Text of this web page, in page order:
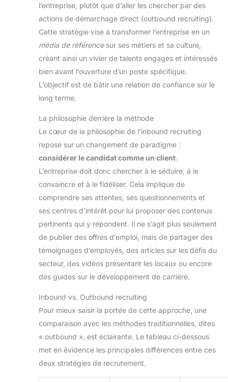
l’entreprise, plutôt que d’aller les chercher par des
actions de démarchage direct (outbound recruiting).
Cette stratégie vise à transformer l’entreprise en un
média de référencesur ses métiers et sa culture,
créant ainsi un vivier de talents engagés et intéressés
bien avant l’ouverture d’un poste spécifique.
L’objectif est de bâtir une relation de confiance sur le
long terme.
La philosophie derrière la méthode
Le cœur de la philosophie de l’inbound recruiting
repose sur un changement de paradigme :
considérer le candidat comme un client.
L’entreprise doit donc chercher à le séduire, à le
convaincre et à le fidéliser. Cela implique de
comprendre ses attentes, ses questionnements et
ses centres d’intérêt pour lui proposer des contenus
pertinents qui y répondent. Il ne s’agit plus seulement
de publier des offres d’emploi, mais de partager des
témoignages d’employés, des articles sur les défis du
secteur, des vidéos présentant les locaux ou encore
des guides sur le développement de carrière.
Inbound vs. Outbound recruiting
Pour mieux saisir la portée de cette approche, une
comparaison avec les méthodes traditionnelles, dites
« outbound », est éclairante. Le tableau ci-dessous
met en évidence les principales différences entre ces
deux stratégies de recrutement.